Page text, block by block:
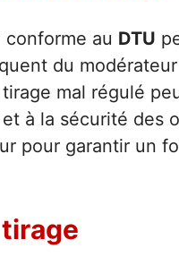
conforme au DTU
du
mal régulé
à la sécurité des
pour garantir un